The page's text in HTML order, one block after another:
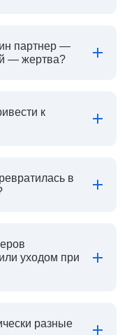
партнер —
— жертва?
к
в
уходом при
разные